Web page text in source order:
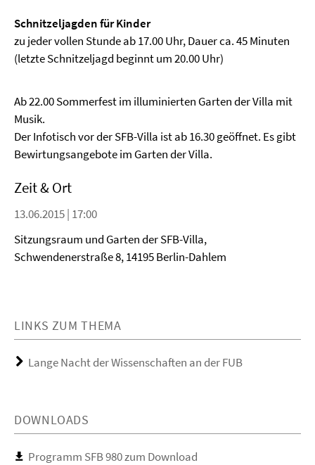
Schnitzeljagden für Kinder
zu jeder vollen Stunde ab 17.00 Uhr, Dauer ca. 45 Minuten
(letzte Schnitzeljagd beginnt um 20.00 Uhr)
Ab 22.00 Sommerfest im illuminierten Garten der Villa mit
Musik.
Der Infotisch vor der SFB-Villa ist ab 16.30 geöffnet. Es gibt
Bewirtungsangebote im Garten der Villa.
Zeit & Ort
13.06.2015 | 17:00
Sitzungsraum und Garten der SFB-Villa,
Schwendenerstraße 8, 14195 Berlin-Dahlem
LINKS ZUM THEMA
Lange Nacht der Wissenschaften an der FUB
DOWNLOADS
Programm SFB 980 zum Download